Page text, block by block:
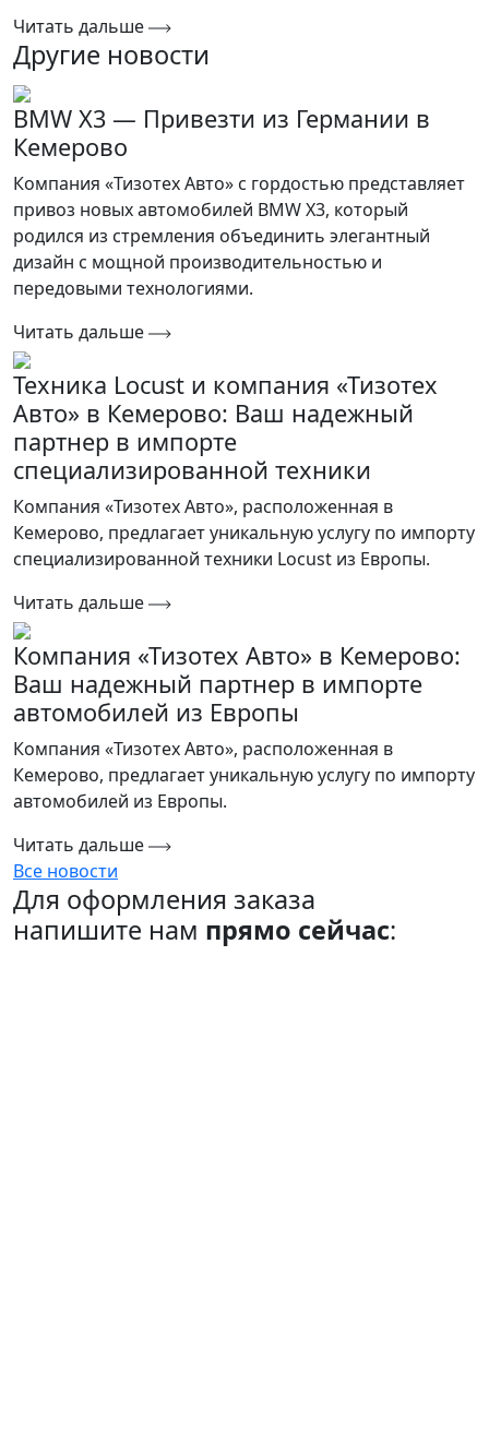
Читать дальше
Другие новости
BMW X3 — Привезти из Германии в
Кемерово
Компания «Тизотех Авто» с гордостью представляет
привоз новых автомобилей BMW X3, который
родился из стремления объединить элегантный
дизайн с мощной производительностью и
передовыми технологиями.
Читать дальше
Техника Locust и компания «Тизотех
Авто» в Кемерово: Ваш надежный
партнер в импорте
специализированной техники
Компания «Тизотех Авто», расположенная в
Кемерово, предлагает уникальную услугу по импорту
специализированной техники Locust из Европы.
Читать дальше
Компания «Тизотех Авто» в Кемерово:
Ваш надежный партнер в импорте
автомобилей из Европы
Компания «Тизотех Авто», расположенная в
Кемерово, предлагает уникальную услугу по импорту
автомобилей из Европы.
Читать дальше
Все новости
Для оформления заказа
напишите нам прямо сейчас: